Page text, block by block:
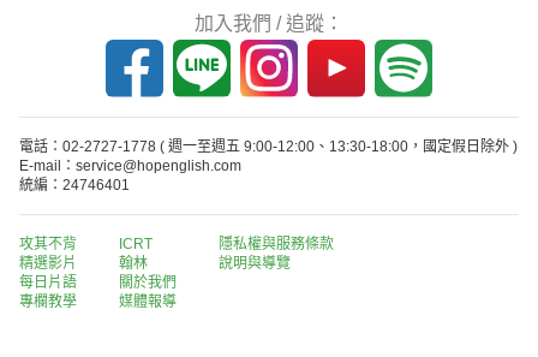
加入我們 / 追蹤：
電話：02-2727-1778 ( 週一至週五 9:00-12:00、13:30-18:00，國定假日除外 )
E-mail：service@hopenglish.com
統編：24746401
攻其不背
精選影片
每日片語
專欄教學
ICRT
翰林
關於我們
媒體報導
隱私權與服務條款
說明與導覽